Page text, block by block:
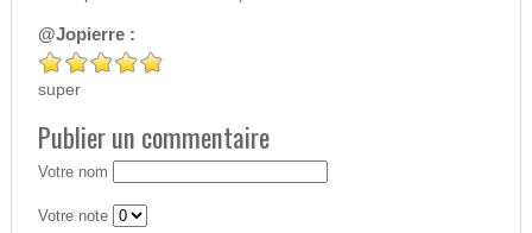
@Jopierre :
super
Publier un commentaire
Votre nom
Votre note